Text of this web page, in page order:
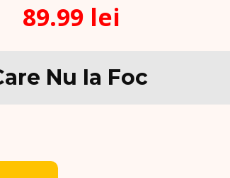
89.99 lei
Nu Ia Foc